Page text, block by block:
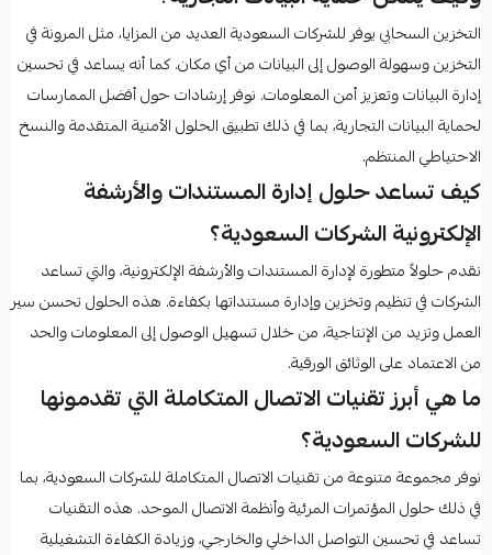
التخزين السحابي يوفر للشركات السعودية العديد من المزايا، مثل المرونة في
التخزين وسهولة الوصول إلى البيانات من أي مكان. كما أنه يساعد في تحسين
إدارة البيانات وتعزيز أمن المعلومات. نوفر إرشادات حول أفضل الممارسات
لحماية البيانات التجارية، بما في ذلك تطبيق الحلول الأمنية المتقدمة والنسخ
الاحتياطي المنتظم.
كيف تساعد حلول إدارة المستندات والأرشفة
الإلكترونية الشركات السعودية؟
نقدم حلولاً متطورة لإدارة المستندات والأرشفة الإلكترونية، والتي تساعد
الشركات في تنظيم وتخزين وإدارة مستنداتها بكفاءة. هذه الحلول تحسن سير
العمل وتزيد من الإنتاجية، من خلال تسهيل الوصول إلى المعلومات والحد
من الاعتماد على الوثائق الورقية.
ما هي أبرز تقنيات الاتصال المتكاملة التي تقدمونها
للشركات السعودية؟
نوفر مجموعة متنوعة من تقنيات الاتصال المتكاملة للشركات السعودية، بما
في ذلك حلول المؤتمرات المرئية وأنظمة الاتصال الموحد. هذه التقنيات
تساعد في تحسين التواصل الداخلي والخارجي، وزيادة الكفاءة التشغيلية